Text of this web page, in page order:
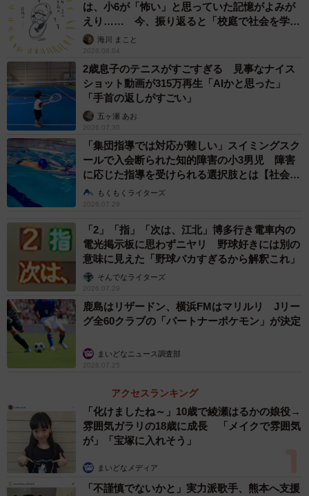
は、小6が「怖い」と思っていた記憶がよみが
えり…… 今、振り返ると「校庭で社会を学ん
でいった」【漫画】
海川 まこと
2026.08.04
2歳息子のテニスがすごすぎる 見事なナイス
ショット動画が315万再生「AIかと思った」
「手首の返しがすごい」
五ヶ瀬 あお
2026.07.30
「集団指導では対応が難しい」スイミングスク
ールで入会断られた知的障害の小3男児 障害
に応じた指導を受けられる選択肢とは【社会福
祉士が解説】
もくもくライターズ
2026.07.29
「2」「指」「次は、江北」博多行き電車内の
電光掲示板に思わずニヤリ 野球好きには別の
意味に見えた「野球バカすぎるから解釈これ」
そんでなライターズ
2026.07.29
鹿島はリザードン、横浜FMはマリルリ Jリー
グ全60クラブの「パートナーポケモン」が決定
まいどなニュース調査部
2026.07.25
アクセスランキング
「化けましたね～」10歳で綾瀬はるかの娘役→
雰囲気ガラリの18歳に成長 「メイクで雰囲気
が」「宝塚に入れそう」
まいどなメディア
「不謹慎でないかと」実力派歌手、熊本へ支援